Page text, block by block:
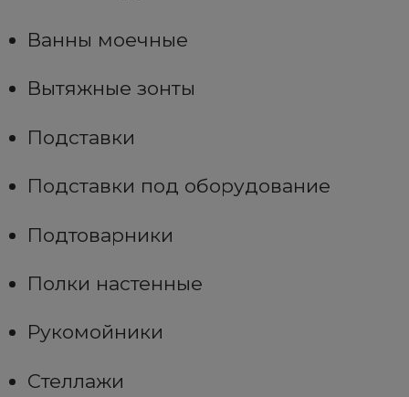
Ванны моечные
Вытяжные зонты
Подставки
Подставки под оборудование
Подтоварники
Полки настенные
Рукомойники
Стеллажи